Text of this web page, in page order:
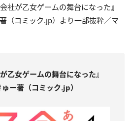
社が乙女ゲームの舞台になった』
（コミック.jp）より一部抜粋／マ
乙女ゲームの舞台になった』
ゅー著（コミック.jp）